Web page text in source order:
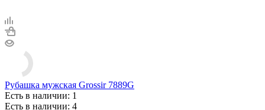
Рубашка мужская Grossir 7889G
Есть в наличии: 1
Есть в наличии: 4